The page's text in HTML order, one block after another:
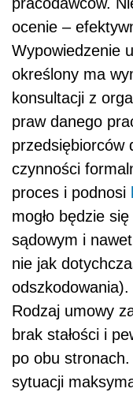
ocenie –
Wypowiedzenie
określony ma
konsultacji z
praw danego
przedsiębiorców
czynności
proces i podnosi
mogło będzie
sądowym i
nie jak
odszkodowania).
Rodzaj umowy
brak stałości i
po obu
sytuacji